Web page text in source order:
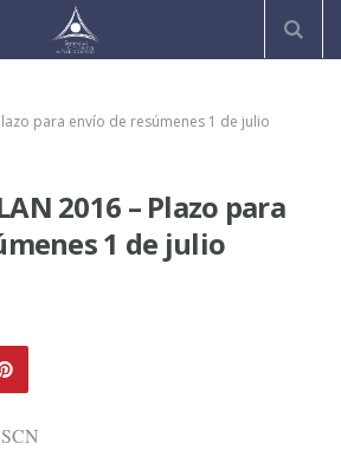
para envío de resúmenes 1 de julio
2016 – Plazo para
1 de julio